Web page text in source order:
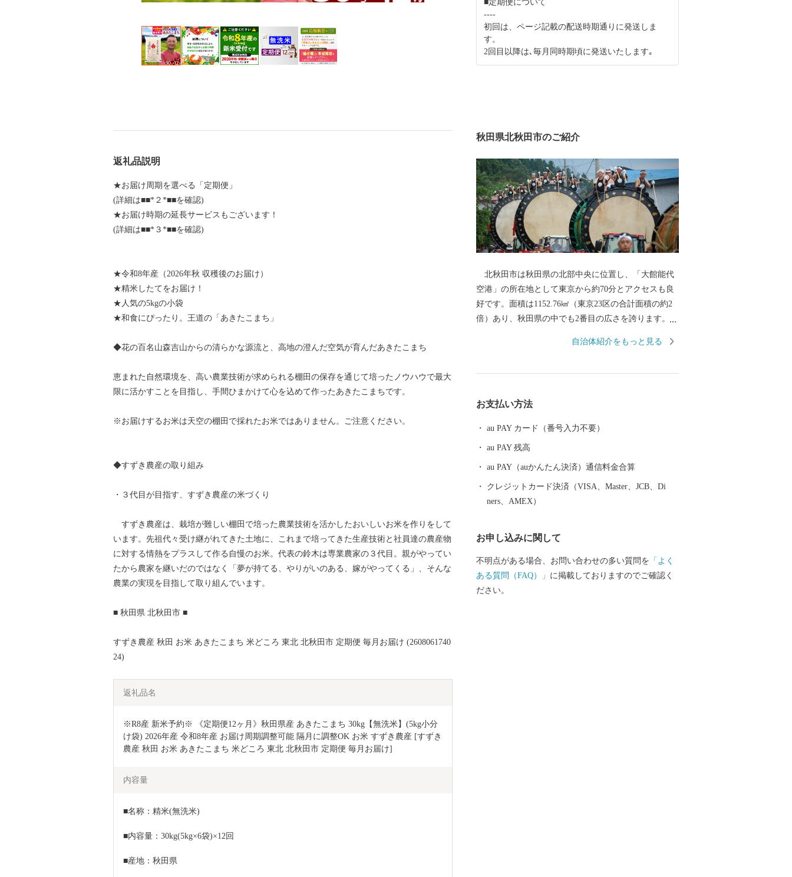
■定期便について
----
初回は、ページ記載の配送時期通りに発送しま
す。
2回目以降は､毎月同時期頃に発送いたします｡
返礼品説明
★お届け周期を選べる「定期便」
(詳細は■■*２*■■を確認)
★お届け時期の延長サービスもございます！
(詳細は■■*３*■■を確認)
★令和8年産（2026年秋 収穫後のお届け）
★精米したてをお届け！
★人気の5kgの小袋
★和食にぴったり。王道の「あきたこまち」
◆花の百名山森吉山からの清らかな源流と、高地の澄んだ空気が育んだあきたこまち
恵まれた自然環境を、高い農業技術が求められる棚田の保存を通じて培ったノウハウで最大
限に活かすことを目指し、手間ひまかけて心を込めて作ったあきたこまちです。
※お届けするお米は天空の棚田で採れたお米ではありません。ご注意ください。
◆すずき農産の取り組み
・３代目が目指す、すずき農産の米づくり
すずき農産は、栽培が難しい棚田で培った農業技術を活かしたおいしいお米を作りをして
います。先祖代々受け継がれてきた土地に、これまで培ってきた生産技術と社員達の農産物
に対する情熱をプラスして作る自慢のお米。代表の鈴木は専業農家の３代目。親がやってい
たから農家を継いだのではなく「夢が持てる、やりがいのある、嫁がやってくる」、そんな
農業の実現を目指して取り組んでいます。
■ 秋田県 北秋田市 ■
すずき農産 秋田 お米 あきたこまち 米どころ 東北 北秋田市 定期便 毎月お届け (2608061740
24)
返礼品名
※R8産 新米予約※ 《定期便12ヶ月》秋田県産 あきたこまち 30kg【無洗米】(5kg小分
け袋) 2026年産 令和8年産 お届け周期調整可能 隔月に調整OK お米 すずき農産 [すずき
農産 秋田 お米 あきたこまち 米どころ 東北 北秋田市 定期便 毎月お届け]
内容量
■名称：精米(無洗米)
■内容量：30kg(5kg×6袋)×12回
■産地：秋田県
秋田県北秋田市のご紹介
北秋田市は秋田県の北部中央に位置し、「大館能代
空港」の所在地として東京から約70分とアクセスも良
好です。面積は1152.76㎢（東京23区の合計面積の約2
倍）あり、秋田県の中でも2番目の広さを誇ります。そ
わせ、様々な表情を見せてくれます。「花の百名山」
豊かな自然環境は、狩猟を生業としてきた「マタギ」
にも大きく貢献し、現在でも阿仁地区ではマタギ発祥
田市内を走る「秋田内陸縦貫鉄道」は、鷹巣～角館
と、秋田県内陸部を南北に縦貫するローカル線です。
車窓の外にはのどかな田園や雄大な山々が広がり、日
界一の綴子大太鼓や世界遺産登録を目指す伊勢堂岱遺
跡、田舎スイーツ「北あきたバター餅」などがあり、
文化・食・自然など、様々な楽しみ方ができるまちで
自治体紹介をもっと見る
お支払い方法
au PAY カード（番号入力不要）
au PAY 残高
au PAY（auかんたん決済）通信料金合算
クレジットカード決済（VISA、Master、JCB、Di
ners、AMEX）
お申し込みに関して
不明点がある場合、お問い合わせの多い質問を 「よく
ある質問（FAQ）」 に掲載しておりますのでご確認く
ださい。